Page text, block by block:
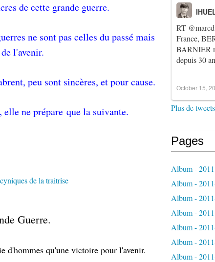
de cette grande guerre.
ne sont pas celles du passé mais
l'avenir.
peu sont sincères, et pour cause.
elle ne prépare que la suivante.
Guerre.
d'hommes qu'une victoire pour l'avenir.
RT
France,
BARNIER
depuis 30
October 15,
Plus de tweets
Pages
Album -
Album -
Album -
Album -
Album -
Album -
Album -